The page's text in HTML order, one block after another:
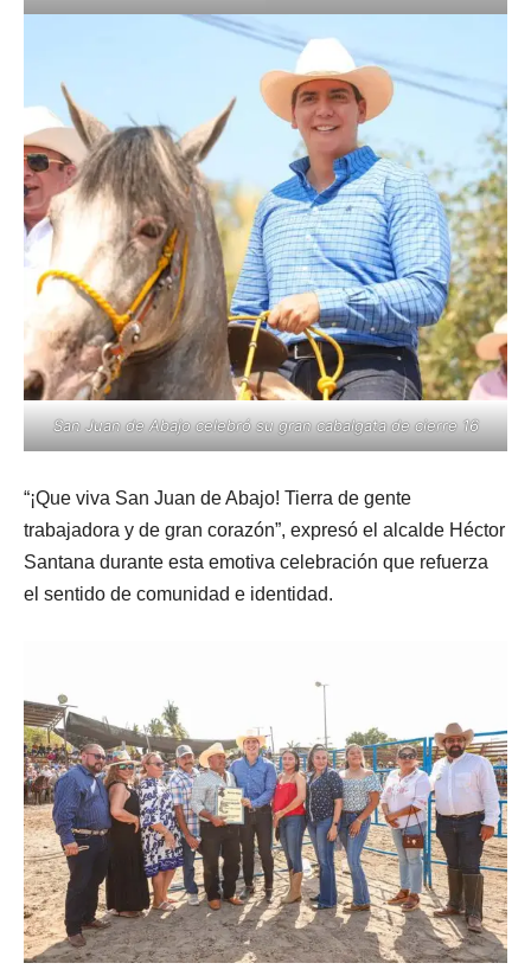
San Juan de Abajo celebró su gran cabalgata de cierre 16
“¡Que viva San Juan de Abajo! Tierra de gente
trabajadora y de gran corazón”, expresó el alcalde Héctor
Santana durante esta emotiva celebración que refuerza
el sentido de comunidad e identidad.